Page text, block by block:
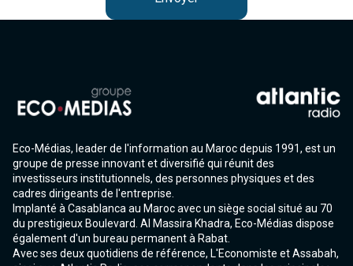
Agadir 99.7 Hz
El Jadida 97.3
Settat 104,6
Essaouira 96.6
Safi 92.3
Taza 103.0
Tiznit 103.1
SkhourRhamna 92.2
Taroudant 104.9
Guelmim 91.9
Eco-Médias, leader de l'information au Maroc depuis 1991, est un
groupe de presse innovant et diversifié qui réunit des
investisseurs institutionnels, des personnes physiques et des
cadres dirigeants de l'entreprise.
Implanté à Casablanca au Maroc avec un siège social situé au 70
du prestigieux Boulevard. Al Massira Khadra, Eco-Médias dispose
également d'un bureau permanent à Rabat.
Avec ses deux quotidiens de référence, L'Economiste et Assabah,